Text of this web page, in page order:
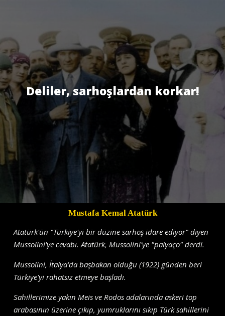
Deliler, sarhoşlardan korkar!
Mustafa Kemal Atatürk
Atatürk'ün "Türkiye'yi bir düzine sarhoş idare ediyor" diyen
Mussolini'ye cevabı. Atatürk, Mussolini'ye "palyaço" derdi.
Mussolini, İtalya'da başbakan olduğu (1922) günden beri
Türkiye'yi rahatsız etmeye başladı.
Sahillerimize yakın Meis ve Rodos adalarında askeri top
arabasının üzerine çıkıp, yumruklarını sıkıp Türk sahillerini